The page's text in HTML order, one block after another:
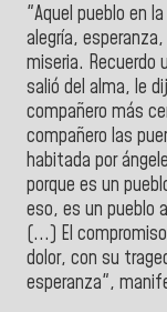
"Aquel pueblo en
alegría,
miseria. Recuerdo
salió del alma, le
compañero más
compañero las
habitada por
porque es un
eso, es un pueblo
(...) El compromiso
dolor, con su
esperanza",